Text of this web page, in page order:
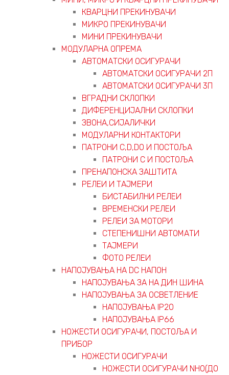
КВАРЦНИ ПРЕКИНУВАЧИ
МИКРО ПРЕКИНУВАЧИ
МИНИ ПРЕКИНУВАЧИ
МОДУЛАРНА ОПРЕМА
АВТОМАТСКИ ОСИГУРАЧИ
АВТОМАТСКИ ОСИГУРАЧИ 2П
АВТОМАТСКИ ОСИГУРАЧИ 3П
ВГРАДНИ СКЛОПКИ
ДИФЕРЕНЦИЈАЛНИ СКЛОПКИ
ЗВОНА,СИЈАЛИЧКИ
МОДУЛАРНИ КОНТАКТОРИ
ПАТРОНИ C,D,D0 И ПОСТОЉА
ПАТРОНИ C И ПОСТОЉА
ПРЕНАПОНСКА ЗАШТИТА
РЕЛЕИ И ТАЈМЕРИ
БИСТАБИЛНИ РЕЛЕИ
ВРЕМЕНСКИ РЕЛЕИ
РЕЛЕИ ЗА МОТОРИ
СТЕПЕНИШНИ АВТОМАТИ
ТАЈМЕРИ
ФОТО РЕЛЕИ
НАПОЈУВАЊА НА DC НАПОН
НАПОЈУВАЊА ЗА НА ДИН ШИНА
НАПОЈУВАЊА ЗА ОСВЕТЛЕНИЕ
НАПОЈУВАЊА IP20
НАПОЈУВАЊА IP66
НОЖЕСТИ ОСИГУРАЧИ, ПОСТОЉА И
ПРИБОР
НОЖЕСТИ ОСИГУРАЧИ
НОЖЕСТИ ОСИГУРАЧИ NH0(ДО